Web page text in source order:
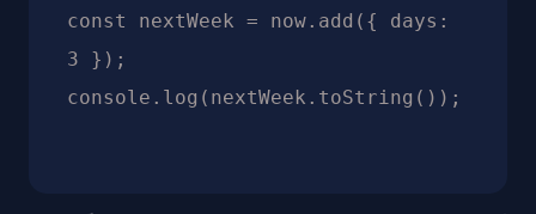
const nextWeek = now.add({ days:
3 });